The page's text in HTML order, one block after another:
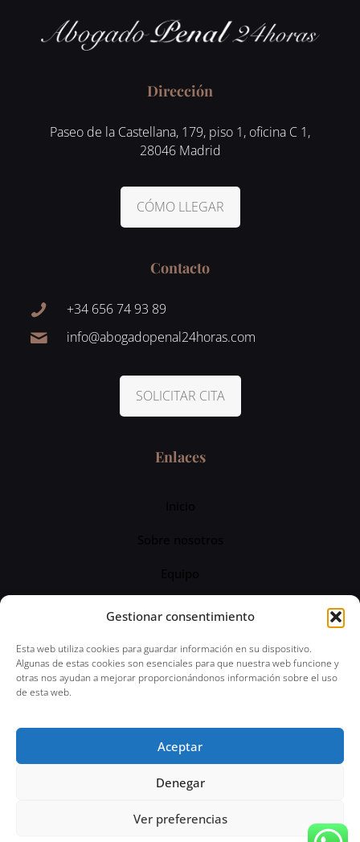
Gestionar consentimiento
Esta web utiliza cookies para guardar información en su dispositivo.
Algunas de estas cookies son esenciales para que nuestra web funcione y
otras nos ayudan a mejorar proporcionándonos información sobre el uso
de esta web.
Aceptar
Denegar
Ver preferencias
Dirección
Paseo de la Castellana, 179, piso 1, oficina C 1,
28046 Madrid
CÓMO LLEGAR
Contacto
+34 656 74 93 89
info@abogadopenal24horas.com
SOLICITAR CITA
Enlaces
© 2024 Abogado Penal 24 horas | Todos los
derechos reservados | Aviso Legal | Política de
Privacidad